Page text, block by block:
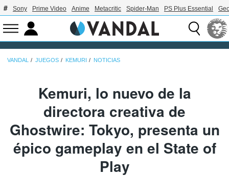
Sony Prime Video Anime Metacritic Spider-Man PS Plus Essential
VANDAL JUEGOS KEMURI NOTICIAS
Kemuri, lo nuevo de la
directora creativa de
Ghostwire: Tokyo, presenta un
épico gameplay en el State of
Play